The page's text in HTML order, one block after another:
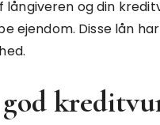
og din
ejendom. Disse lån